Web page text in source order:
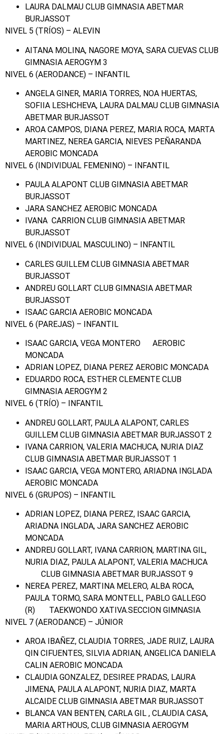
LAURA DALMAU CLUB GIMNASIA ABETMAR
BURJASSOT
NIVEL 5 (TRÍOS) – ALEVIN
AITANA MOLINA, NAGORE MOYA, SARA CUEVAS CLUB
GIMNASIA AEROGYM 3
NIVEL 6 (AERODANCE) – INFANTIL
ANGELA GINER, MARIA TORRES, NOA HUERTAS,
SOFIIA LESHCHEVA, LAURA DALMAU CLUB GIMNASIA
ABETMAR BURJASSOT
AROA CAMPOS, DIANA PEREZ, MARIA ROCA, MARTA
MARTINEZ, NEREA GARCIA, NIEVES PEÑARANDA
AEROBIC MONCADA
NIVEL 6 (INDIVIDUAL FEMENINO) – INFANTIL
PAULA ALAPONT CLUB GIMNASIA ABETMAR
BURJASSOT
JARA SANCHEZ AEROBIC MONCADA
IVANA CARRION CLUB GIMNASIA ABETMAR
BURJASSOT
NIVEL 6 (INDIVIDUAL MASCULINO) – INFANTIL
CARLES GUILLEM CLUB GIMNASIA ABETMAR
BURJASSOT
ANDREU GOLLART CLUB GIMNASIA ABETMAR
BURJASSOT
ISAAC GARCIA AEROBIC MONCADA
NIVEL 6 (PAREJAS) – INFANTIL
ISAAC GARCIA, VEGA MONTERO AEROBIC
MONCADA
ADRIAN LOPEZ, DIANA PEREZ AEROBIC MONCADA
EDUARDO ROCA, ESTHER CLEMENTE CLUB
GIMNASIA AEROGYM 2
NIVEL 6 (TRÍO) – INFANTIL
ANDREU GOLLART, PAULA ALAPONT, CARLES
GUILLEM CLUB GIMNASIA ABETMAR BURJASSOT 2
IVANA CARRION, VALERIA MACHUCA, NURIA DIAZ
CLUB GIMNASIA ABETMAR BURJASSOT 1
ISAAC GARCIA, VEGA MONTERO, ARIADNA INGLADA
AEROBIC MONCADA
NIVEL 6 (GRUPOS) – INFANTIL
ADRIAN LOPEZ, DIANA PEREZ, ISAAC GARCIA,
ARIADNA INGLADA, JARA SANCHEZ AEROBIC
MONCADA
ANDREU GOLLART, IVANA CARRION, MARTINA GIL,
NURIA DIAZ, PAULA ALAPONT, VALERIA MACHUCA
CLUB GIMNASIA ABETMAR BURJASSOT 9
NEREA PEREZ, MARTINA MELERO, ALBA ROCA,
PAULA TORMO, SARA MONTELL, PABLO GALLEGO
(R) TAEKWONDO XATIVA.SECCION GIMNASIA
NIVEL 7 (AERODANCE) – JÚNIOR
AROA IBAÑEZ, CLAUDIA TORRES, JADE RUIZ, LAURA
QIN CIFUENTES, SILVIA ADRIAN, ANGELICA DANIELA
CALIN AEROBIC MONCADA
CLAUDIA GONZALEZ, DESIREE PRADAS, LAURA
JIMENA, PAULA ALAPONT, NURIA DIAZ, MARTA
ALCAIDE CLUB GIMNASIA ABETMAR BURJASSOT
BLANCA VAN BENTEN, CARLA GIL , CLAUDIA CASA,
MARIA ARTHOUS, CLUB GIMNASIA AEROGYM